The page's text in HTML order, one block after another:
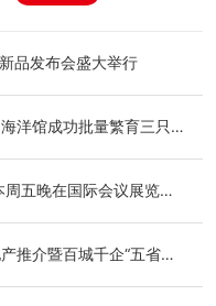
品发布会盛大举行
洋馆成功批量繁育三只
五晚在国际会议展览中
推介暨百城千企“五省